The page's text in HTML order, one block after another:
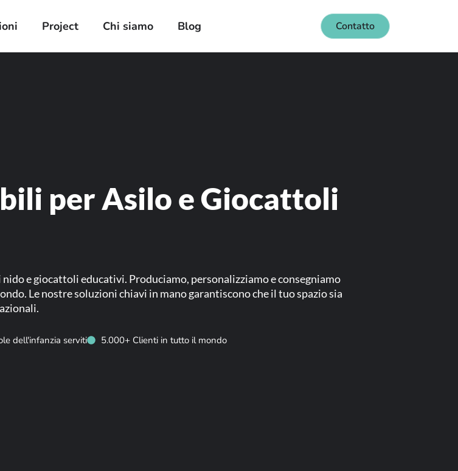
Project Chi siamo Blog Contatto
per Asilo e Giocattoli
e giocattoli educativi. Produciamo, personalizziamo e consegniamo
Le nostre soluzioni chiavi in mano garantiscono che il tuo spazio sia
dell'infanzia serviti
5.000+ Clienti in tutto il mondo